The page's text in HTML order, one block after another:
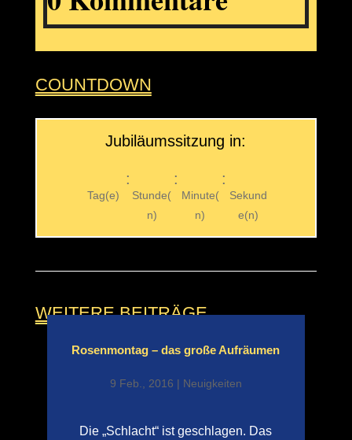
COUNTDOWN
Jubiläumssitzung in:
Tag(e)
:
Stunde(
n)
:
Minute(
n)
:
Sekund
e(n)
WEITERE BEITRÄGE
Rosenmontag – das große Aufräumen
9 Feb., 2016 | Neuigkeiten
Die „Schlacht“ ist geschlagen. Das